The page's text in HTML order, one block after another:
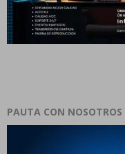
PAUTA CON NOSOTROS